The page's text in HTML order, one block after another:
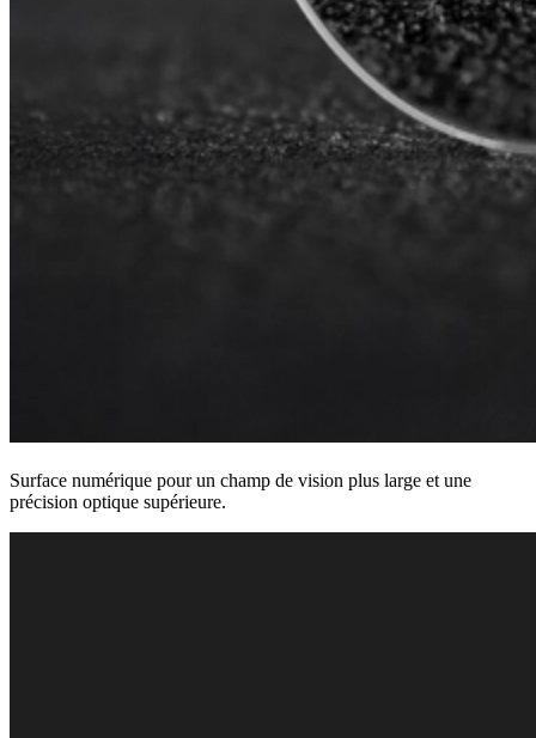
Surface numérique pour un champ de vision plus large et une
précision optique supérieure.